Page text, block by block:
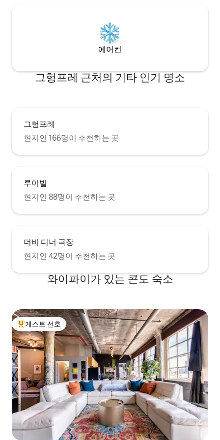
에어컨
그헝프레 근처의 기타 인기 명소
그헝프레
현지인 166명이 추천하는 곳
루이빌
현지인 88명이 추천하는 곳
더비 디너 극장
현지인 42명이 추천하는 곳
와이파이가 있는 콘도 숙소
상위 게스트 선호
게스트 선호